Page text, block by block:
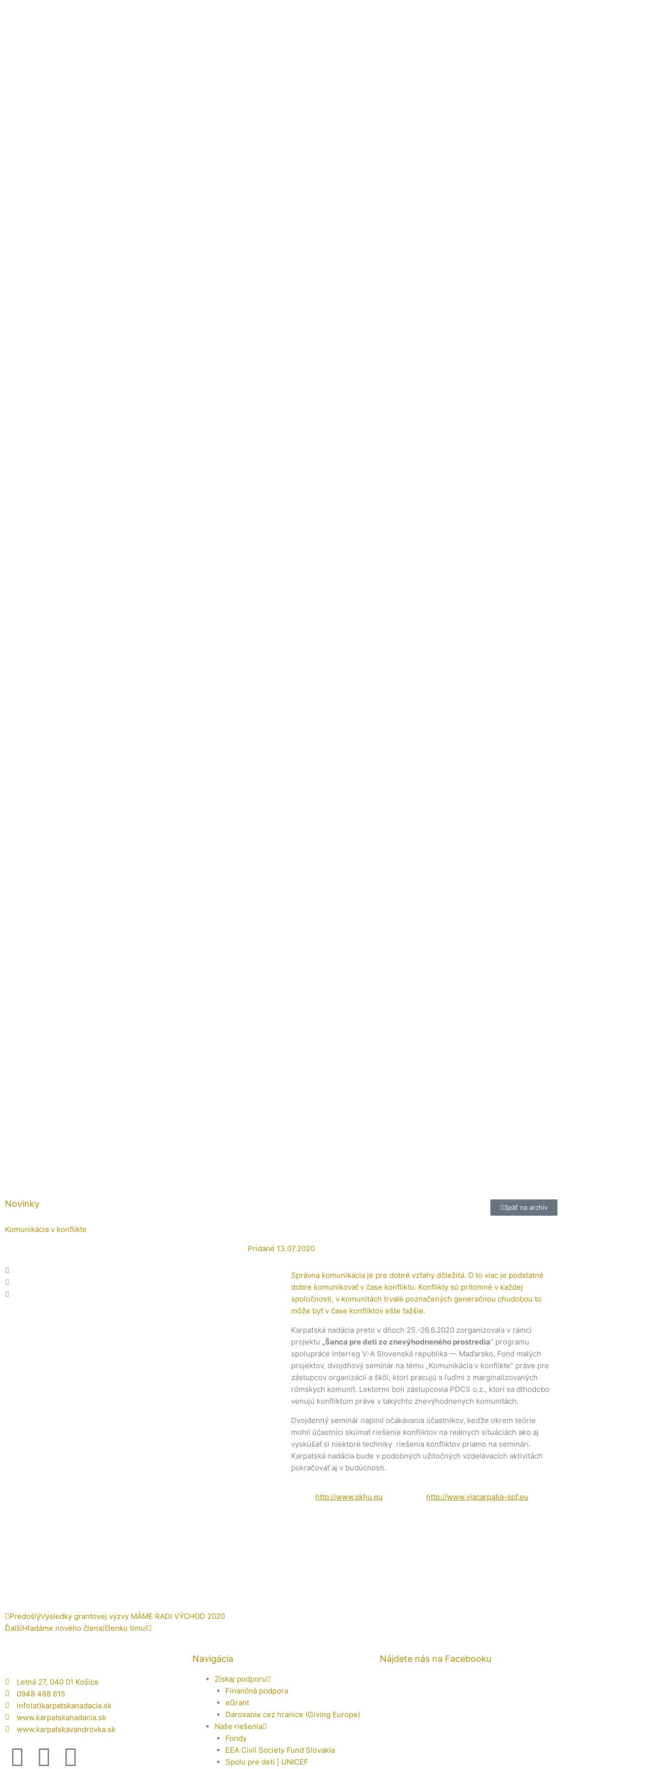
Novinky Späť na archív
Komunikácia v konflikte
Pridané 13.07.2020
Správna komunikácia je pre dobré vzťahy dôležitá. O to viac je podstatné
dobre komunikovať v čase konfliktu. Konflikty sú prítomné v každej
spoločnosti, v komunitách trvalé poznačených generačnou chudobou to
môže byť v čase konfliktov ešte ťažšie.
Karpatská nadácia preto v dňoch 25.-26.6.2020 zorganizovala v rámci
projektu „Šanca pre deti zo znevýhodneného prostredia“ programu
spolupráce lnterreg V-A Slovenská republika — Maďarsko, Fond malých
projektov, dvojdňový seminár na tému „Komunikácia v konflikte“ práve pre
zástupcov organizácií a škôl, ktorí pracujú s ľuďmi z marginalizovaných
rómskych komunít. Lektormi boli zástupcovia PDCS o.z., ktorí sa dlhodobo
venujú konfliktom práve v takýchto znevýhodnených komunitách.
Dvojdenný seminár naplnil očakávania účastníkov, keďže okrem teórie
mohli účastníci skúmať riešenie konfliktov na reálnych situáciách ako aj
vyskúšať si niektoré techniky riešenia konfliktov priamo na seminári.
Karpatská nadácia bude v podobných užitočných vzdelávacích aktivitách
pokračovať aj v budúcnosti.
http://www.skhu.eu http://www.viacarpatia-spf.eu
Prev
PredošlýVýsledky grantovej výzvy MÁME RADI VÝCHOD 2020
ĎalšíHľadáme nového člena/členku tímu!
Ďalšie
Letná 27, 040 01 Košice
0948 488 615
info(at)karpatskanadacia.sk
www.karpatskanadacia.sk
www.karpatskavandrovka.sk
F
Y
E
Navigácia
Získaj podporu
Finančná podpora
eGrant
Darovanie cez hranice (Giving Europe)
Naše riešenia
Fondy
EEA Civil Society Fund Slovakia
Spolu pre deti | UNICEF
Nájdete nás na Facebooku